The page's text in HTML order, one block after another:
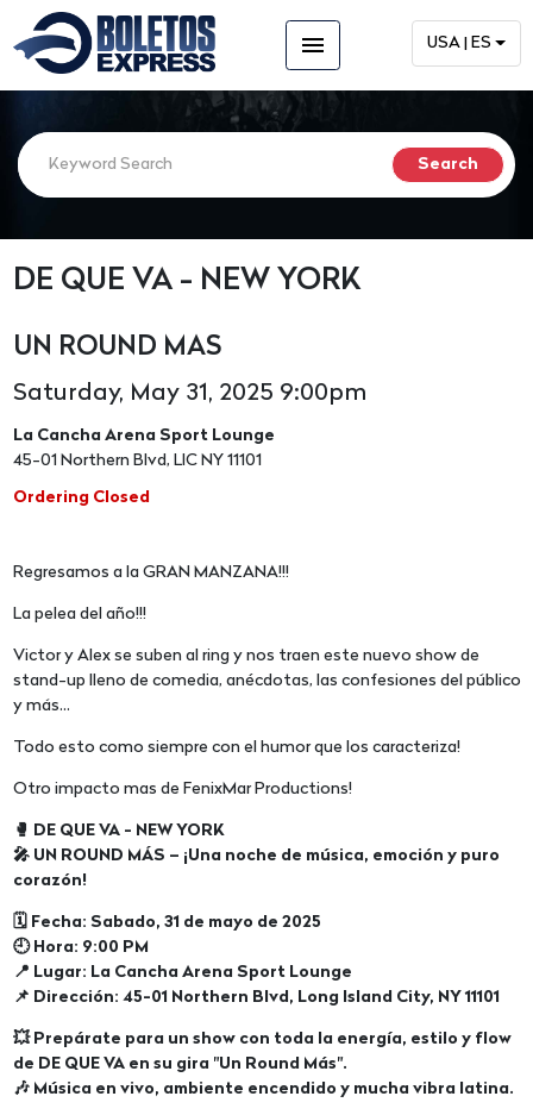
menu USA | ES
DE QUE VA - NEW YORK
UN ROUND MAS
Saturday, May 31, 2025 9:00pm
La Cancha Arena Sport Lounge
45-01 Northern Blvd, LIC NY 11101
Ordering Closed
Regresamos a la GRAN MANZANA!!!
La pelea del año!!!
Victor y Alex se suben al ring y nos traen este nuevo show de
stand-up lleno de comedia, anécdotas, las confesiones del público
y más...
Todo esto como siempre con el humor que los caracteriza!
Otro impacto mas de FenixMar Productions!
🥊 DE QUE VA - NEW YORK
🎤 UN ROUND MÁS – ¡Una noche de música, emoción y puro
corazón!
🗓 Fecha: Sabado, 31 de mayo de 2025
🕘 Hora: 9:00 PM
📍 Lugar: La Cancha Arena Sport Lounge
📌 Dirección: 45-01 Northern Blvd, Long Island City, NY 11101
💥 Prepárate para un show con toda la energía, estilo y flow
de DE QUE VA en su gira "Un Round Más".
🎶 Música en vivo, ambiente encendido y mucha vibra latina.